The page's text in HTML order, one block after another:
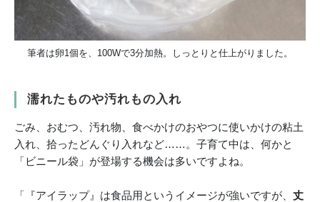
筆者は卵1個を、100Wで3分加熱。しっとりと仕上がりました。
濡れたものや汚れもの入れ
ごみ、おむつ、汚れ物、食べかけのおやつに使いかけの粘土
入れ、拾ったどんぐり入れなど……。子育て中は、何かと
「ビニール袋」が登場する機会は多いですよね。
「『アイラップ』は食品用というイメージが強いですが、 丈